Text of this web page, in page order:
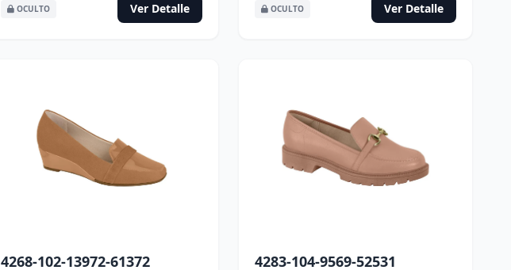
OCULTO Ver Detalle OCULTO Ver Detalle
4268-102-13972-61372 4283-104-9569-52531